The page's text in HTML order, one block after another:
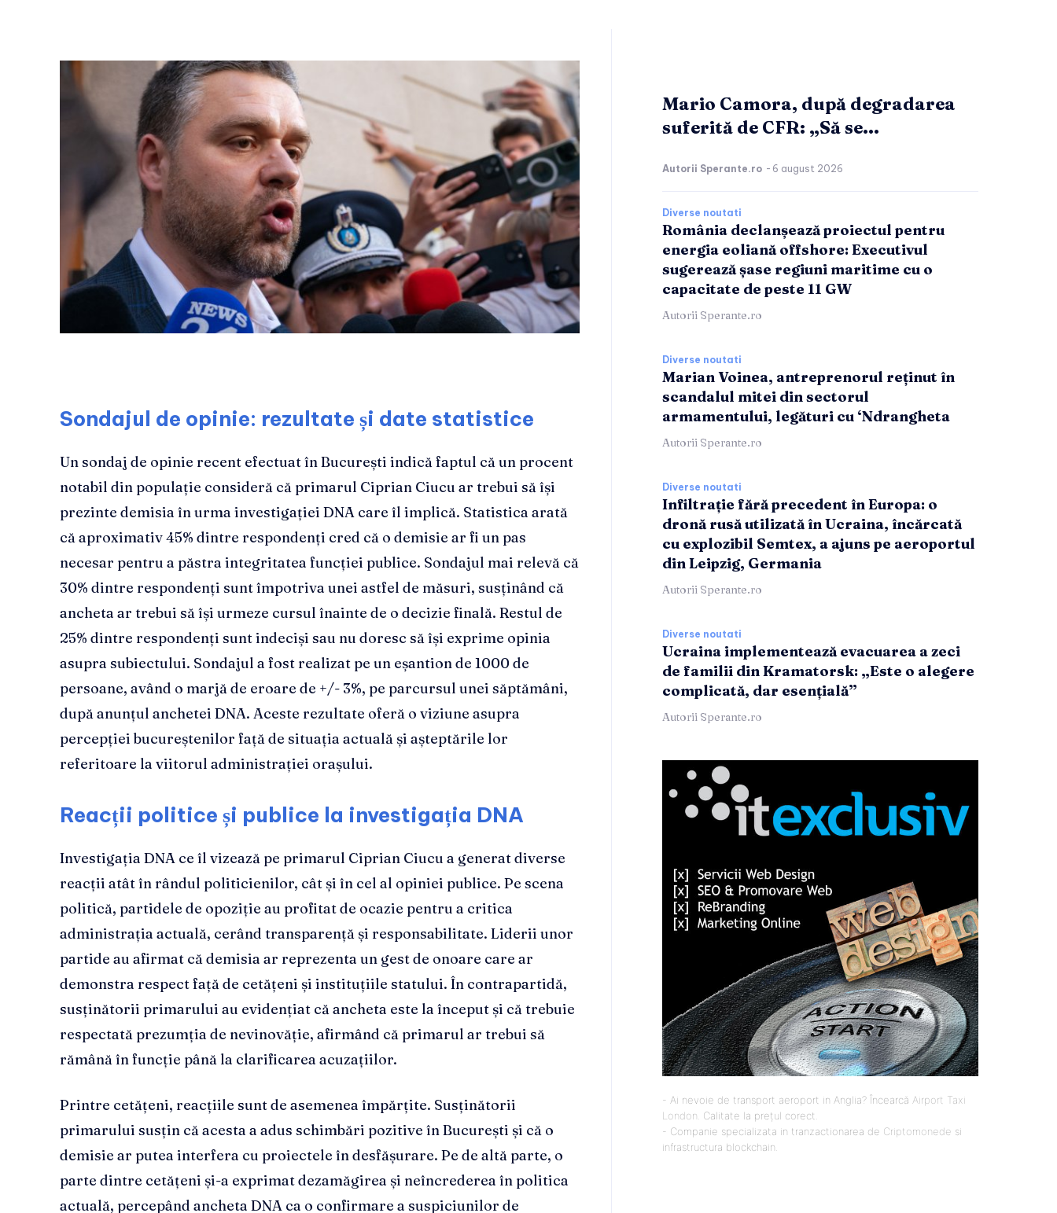
Sondajul de opinie: rezultate și date statistice
Un sondaj de opinie recent efectuat în București indică faptul că un procent
notabil din populație consideră că primarul Ciprian Ciucu ar trebui să își
prezinte demisia în urma investigației DNA care îl implică. Statistica arată
că aproximativ 45% dintre respondenți cred că o demisie ar fi un pas
necesar pentru a păstra integritatea funcției publice. Sondajul mai relevă că
30% dintre respondenți sunt împotriva unei astfel de măsuri, susținând că
ancheta ar trebui să își urmeze cursul înainte de o decizie finală. Restul de
25% dintre respondenți sunt indeciși sau nu doresc să își exprime opinia
asupra subiectului. Sondajul a fost realizat pe un eșantion de 1000 de
persoane, având o marjă de eroare de +/- 3%, pe parcursul unei săptămâni,
după anunțul anchetei DNA. Aceste rezultate oferă o viziune asupra
percepției bucureștenilor față de situația actuală și așteptările lor
referitoare la viitorul administrației orașului.
Reacții politice și publice la investigația DNA
Investigația DNA ce îl vizează pe primarul Ciprian Ciucu a generat diverse
reacții atât în rândul politicienilor, cât și în cel al opiniei publice. Pe scena
politică, partidele de opoziție au profitat de ocazie pentru a critica
administrația actuală, cerând transparență și responsabilitate. Liderii unor
partide au afirmat că demisia ar reprezenta un gest de onoare care ar
demonstra respect față de cetățeni și instituțiile statului. În contrapartidă,
susținătorii primarului au evidențiat că ancheta este la început și că trebuie
respectată prezumția de nevinovăție, afirmând că primarul ar trebui să
rămână în funcție până la clarificarea acuzațiilor.
Printre cetățeni, reacțiile sunt de asemenea împărțite. Susținătorii
primarului susțin că acesta a adus schimbări pozitive în București și că o
demisie ar putea interfera cu proiectele în desfășurare. Pe de altă parte, o
parte dintre cetățeni și-a exprimat dezamăgirea și neîncrederea în politica
actuală, percepând ancheta DNA ca o confirmare a suspiciunilor de
Mario Camora, după degradarea
suferită de CFR: „Să se...
Autorii Sperante.ro - 6 august 2026
Diverse noutati
România declanșează proiectul pentru
energia eoliană offshore: Executivul
sugerează șase regiuni maritime cu o
capacitate de peste 11 GW
Autorii Sperante.ro
Diverse noutati
Marian Voinea, antreprenorul reținut în
scandalul mitei din sectorul
armamentului, legături cu ‘Ndrangheta
Autorii Sperante.ro
Diverse noutati
Infiltrație fără precedent în Europa: o
dronă rusă utilizată în Ucraina, încărcată
cu explozibil Semtex, a ajuns pe aeroportul
din Leipzig, Germania
Autorii Sperante.ro
Diverse noutati
Ucraina implementează evacuarea a zeci
de familii din Kramatorsk: „Este o alegere
complicată, dar esențială”
Autorii Sperante.ro
- Ai nevoie de transport aeroport in Anglia? Încearcă Airport Taxi
London . Calitate la prețul corect.
- Companie specializata in tranzactionarea de Criptomonede si
infrastructura blockchain.